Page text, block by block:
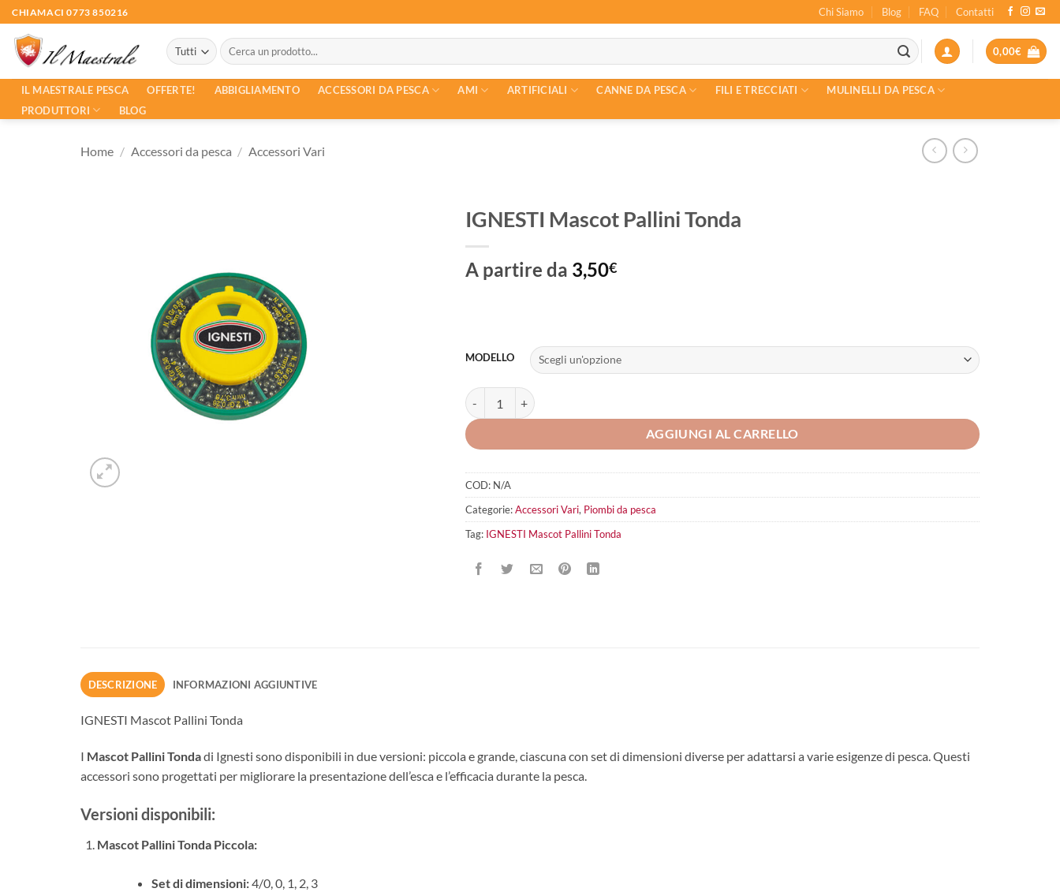
Salta
ai
contenuti
CHIAMACI 0773 850216 Chi Siamo Blog FAQ Contatti
Cerca:
0,00€
IL MAESTRALE PESCA OFFERTE! ABBIGLIAMENTO ACCESSORI DA PESCA AMI ARTIFICIALI CANNE DA PESCA FILI E TRECCIATI
MULINELLI DA PESCA
PRODUTTORI
BLOG
Home / Accessori da pesca / Accessori Vari
IGNESTI Mascot Pallini Tonda
A partire da 3,50€
MODELLO
IGNESTI Mascot Pallini Tonda quantità
AGGIUNGI AL CARRELLO
COD: N/A
Categorie:Accessori Vari, Piombi da pesca
Tag: IGNESTI Mascot Pallini Tonda
DESCRIZIONE INFORMAZIONI AGGIUNTIVE
IGNESTI Mascot Pallini Tonda
I Mascot Pallini Tondadi Ignesti sono disponibili in due versioni: piccola e grande, ciascuna con set di dimensioni diverse per adattarsi a varie esigenze di pesca. Questi
accessori sono progettati per migliorare la presentazione dell’esca e l’efficacia durante la pesca.
Versioni disponibili:
Mascot Pallini Tonda Piccola:
Set di dimensioni:4/0, 0, 1, 2, 3